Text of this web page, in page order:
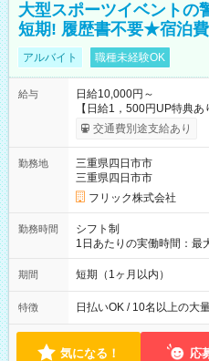
大型スポーツイベントの
短期! 履歴書不要★宿泊
アルバイト 職種未経験OK
給与
日給10,000円～
【日給1，500円UP特典
ると 期間中(9/16~10/23)
り稼げます♪ 【試用
交通費別途支給あり
勤務地
三重県四日市市
三重県四日市市
フリック株式会社
勤務時間
シフト制
1日あたりの実働時間：
日~2026年10月23日 短期
※週3~5日勤務(勤務日数応
り ※夜勤シフトあり
期間 短期（1ヶ月以内）
特徴 日払いOK / 10名以上の大
気になる！ 応